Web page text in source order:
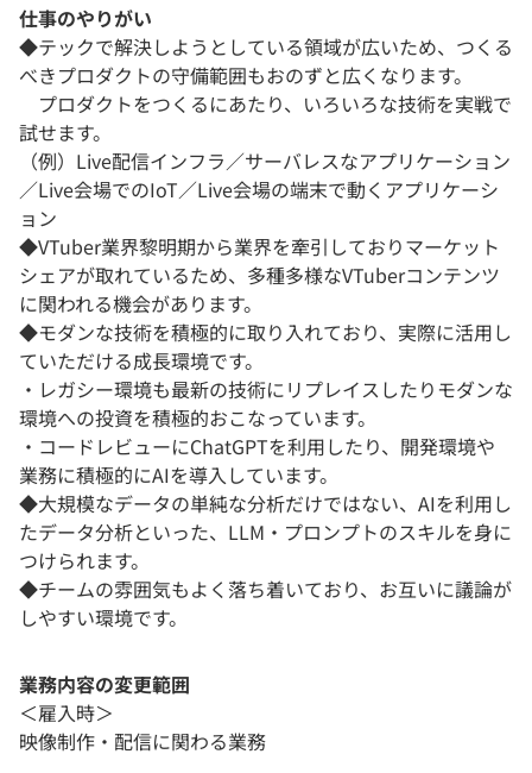
仕事のやりがい
◆テックで解決しようとしている領域が広いため、つくる
べきプロダクトの守備範囲もおのずと広くなります。
プロダクトをつくるにあたり、いろいろな技術を実戦で
試せます。
（例）Live配信インフラ／サーバレスなアプリケーション
／Live会場でのIoT／Live会場の端末で動くアプリケーシ
ョン
◆VTuber業界黎明期から業界を牽引しておりマーケット
シェアが取れているため、多種多様なVTuberコンテンツ
に関われる機会があります。
◆モダンな技術を積極的に取り入れており、実際に活用し
ていただける成長環境です。
・レガシー環境も最新の技術にリプレイスしたりモダンな
環境への投資を積極的おこなっています。
・コードレビューにChatGPTを利用したり、開発環境や
業務に積極的にAIを導入しています。
◆大規模なデータの単純な分析だけではない、AIを利用し
たデータ分析といった、LLM・プロンプトのスキルを身に
つけられます。
◆チームの雰囲気もよく落ち着いており、お互いに議論が
しやすい環境です。
業務内容の変更範囲
＜雇入時＞
映像制作・配信に関わる業務